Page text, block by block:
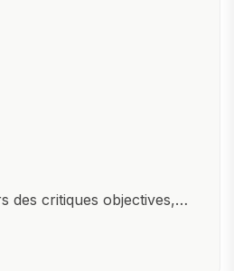
des critiques objectives,
des analyses